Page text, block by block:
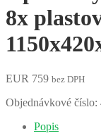
8x
EUR 759 bez DPH
Objednávkové číslo:
Popis